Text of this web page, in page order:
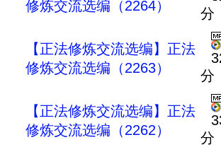
修炼交流选编（2264）
分
【正法修炼交流选编】正法
修炼交流选编（2263）
分
【正法修炼交流选编】正法
修炼交流选编（2262）
分